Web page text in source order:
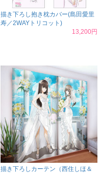
描き下ろし抱き枕カバー(島田愛里
寿／2WAYトリコット)
13,200円
描き下ろしカーテン（西住しほ＆